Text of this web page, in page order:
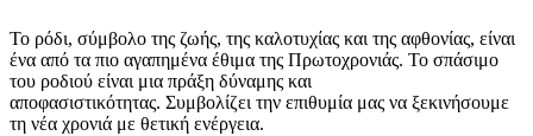
Το ρόδι, σύμβολο της ζωής, της καλοτυχίας και της αφθονίας, είναι
ένα από τα πιο αγαπημένα έθιμα της Πρωτοχρονιάς. Το σπάσιμο
του ροδιού είναι μια πράξη δύναμης και
αποφασιστικότητας. Συμβολίζει την επιθυμία μας να ξεκινήσουμε
τη νέα χρονιά με θετική ενέργεια.